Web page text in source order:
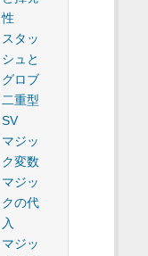
性
スタッ
シュと
グロブ
二重型
SV
マジッ
ク変数
マジッ
クの代
入
マジッ